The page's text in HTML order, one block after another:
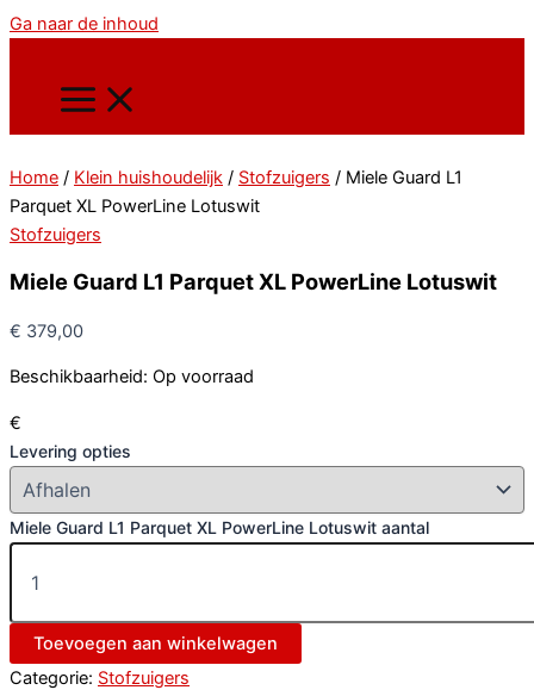
Ga naar de inhoud
Home / Klein huishoudelijk / Stofzuigers / Miele Guard L1
Parquet XL PowerLine Lotuswit
Stofzuigers
Miele Guard L1 Parquet XL PowerLine Lotuswit
€ 379,00
Beschikbaarheid: Op voorraad
€
Levering opties
Miele Guard L1 Parquet XL PowerLine Lotuswit aantal
Toevoegen aan winkelwagen
Categorie: Stofzuigers